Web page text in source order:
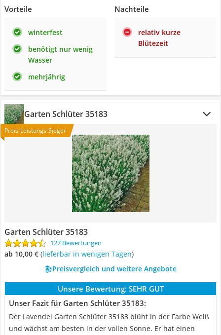
Vorteile
winterfest
benötigt nur wenig
Wasser
mehrjährig
Nachteile
relativ kurze
Blütezeit
Garten Schlüter ‎35183
Preis-Leistungs-Sieger
Garten Schlüter ‎35183
127 Bewertungen
ab 10,00 € ( Lieferbar in wenigen Tagen)
Preisvergleich und weitere Angebote
Unsere Bewertung: SEHR GUT
Unser Fazit für Garten Schlüter ‎35183:
Der Lavendel Garten Schlüter ‎35183 blüht in der Farbe Weiß
und wächst am besten in der vollen Sonne. Er hat einen